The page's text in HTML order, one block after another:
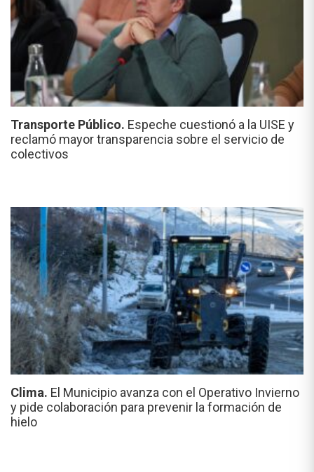
Transporte Público. Espeche cuestionó a la UISE y
reclamó mayor transparencia sobre el servicio de
colectivos
Clima. El Municipio avanza con el Operativo Invierno
y pide colaboración para prevenir la formación de
hielo